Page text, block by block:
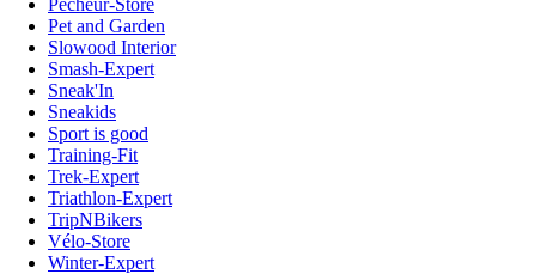
Pecheur-Store
Pet and Garden
Slowood Interior
Smash-Expert
Sneak'In
Sneakids
Sport is good
Training-Fit
Trek-Expert
Triathlon-Expert
TripNBikers
Vélo-Store
Winter-Expert